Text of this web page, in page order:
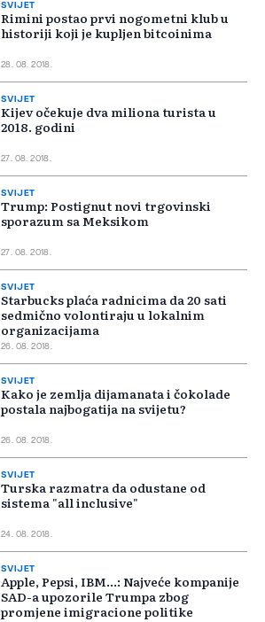
SVIJET
Rimini postao prvi nogometni klub u
historiji koji je kupljen bitcoinima
28. 08. 2018.
SVIJET
Kijev očekuje dva miliona turista u
2018. godini
27. 08. 2018.
SVIJET
Trump: Postignut novi trgovinski
sporazum sa Meksikom
27. 08. 2018.
SVIJET
Starbucks plaća radnicima da 20 sati
sedmično volontiraju u lokalnim
organizacijama
26. 08. 2018.
SVIJET
Kako je zemlja dijamanata i čokolade
postala najbogatija na svijetu?
26. 08. 2018.
SVIJET
Turska razmatra da odustane od
sistema "all inclusive"
24. 08. 2018.
SVIJET
Apple, Pepsi, IBM...: Najveće kompanije
SAD-a upozorile Trumpa zbog
promjene imigracione politike